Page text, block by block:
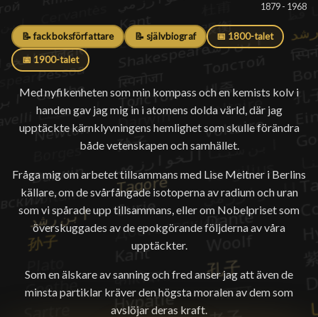
1879 - 1968
📝 fackboksförfattare 📝 självbiograf 📅 1800-talet
📅 1900-talet
Med nyfikenheten som min kompass och en kemists kolv i
handen gav jag mig in i atomens dolda värld, där jag
upptäckte kärnklyvningens hemlighet som skulle förändra
både vetenskapen och samhället.
Fråga mig om arbetet tillsammans med Lise Meitner i Berlins
källare, om de svårfångade isotoperna av radium och uran
som vi spårade upp tillsammans, eller om Nobelpriset som
överskuggades av de epokgörande följderna av våra
upptäckter.
Som en älskare av sanning och fred anser jag att även de
minsta partiklar kräver den högsta moralen av dem som
avslöjar deras kraft.